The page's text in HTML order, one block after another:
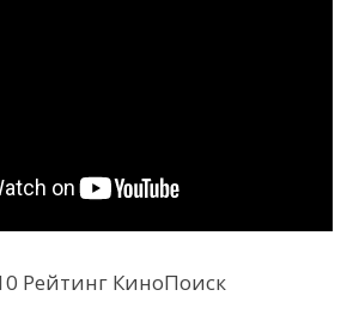
Рейтинг КиноПоиск